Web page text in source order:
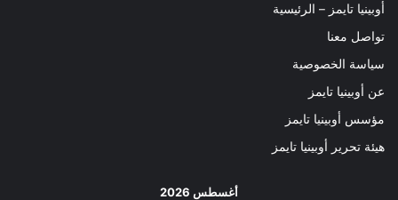
أوبينيا تايمز – الرئيسية
تواصل معنا
سياسة الخصوصية
عن أوبينيا تايمز
مؤسس أوبينيا تايمز
هيئة تحرير أوبينيا تايمز
أغسطس 2026